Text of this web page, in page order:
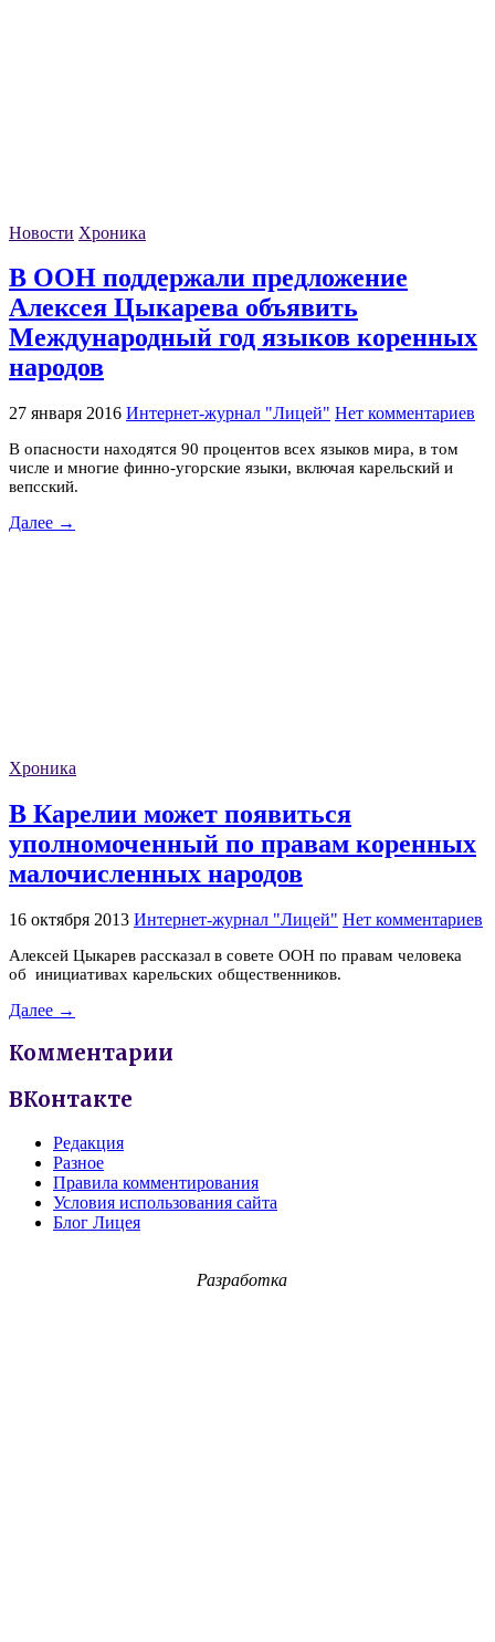
Новости Хроника
В ООН поддержали предложение
Алексея Цыкарева объявить
Международный год языков коренных
народов
27 января 2016 Интернет-журнал "Лицей" Нет комментариев
В опасности находятся 90 процентов всех языков мира, в том
числе и многие финно-угорские языки, включая карельский и
вепсский.
Далее →
Хроника
В Карелии может появиться
уполномоченный по правам коренных
малочисленных народов
16 октября 2013 Интернет-журнал "Лицей" Нет комментариев
Алексей Цыкарев рассказал в совете ООН по правам человека
об инициативах карельских общественников.
Далее →
Комментарии
ВКонтакте
Редакция
Разное
Правила комментирования
Условия использования сайта
Блог Лицея
Разработка